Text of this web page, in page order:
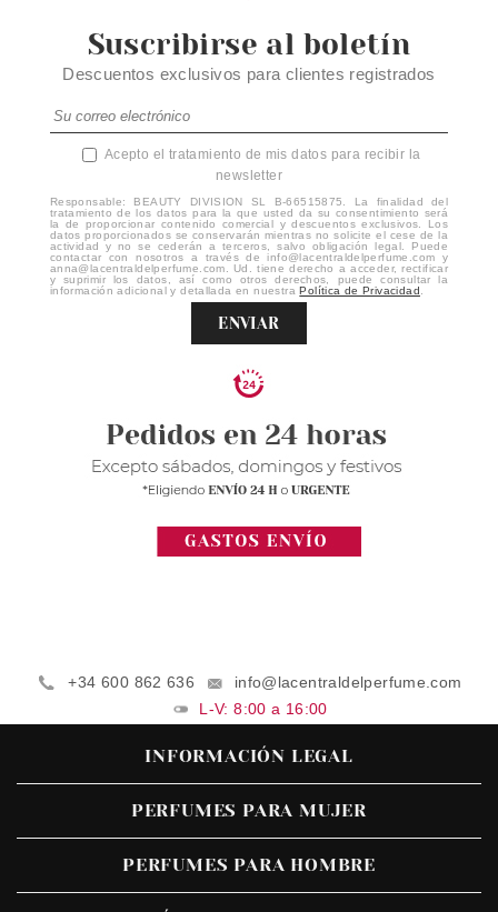
Suscribirse al boletín
Descuentos exclusivos para clientes registrados
Acepto el tratamiento de mis datos para recibir la
newsletter
Responsable: BEAUTY DIVISION SL B-66515875. La finalidad del
tratamiento de los datos para la que usted da su consentimiento será
la de proporcionar contenido comercial y descuentos exclusivos. Los
datos proporcionados se conservarán mientras no solicite el cese de la
actividad y no se cederán a terceros, salvo obligación legal. Puede
contactar con nosotros a través de info@lacentraldelperfume.com y
anna@lacentraldelperfume.com. Ud. tiene derecho a acceder, rectificar
y suprimir los datos, así como otros derechos, puede consultar la
información adicional y detallada en nuestraPolítica de Privacidad
ENVIAR
+34 600 862 636
info@lacentraldelperfume.com
L-V: 8:00 a 16:00
INFORMACIÓN LEGAL
PERFUMES PARA MUJER
PERFUMES PARA HOMBRE